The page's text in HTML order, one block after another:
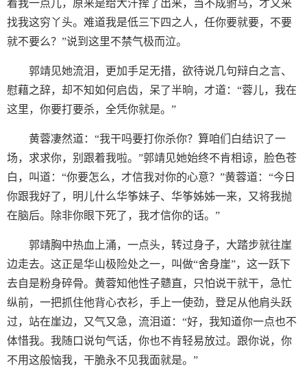
着我一点儿，原来是给大汗撵了出来，当不成驸马，才又来
找我这穷丫头。难道我是低三下四之人，任你要就要，不要
就不要么？”说到这里不禁气极而泣。
郭靖见她流泪，更加手足无措，欲待说几句辩白之言、
慰藉之辞，却不知如何启齿，呆了半晌，才道：“蓉儿，我在
这里，你要打要杀，全凭你就是。”
黄蓉凄然道：“我干吗要打你杀你？算咱们白结识了一
场，求求你，别跟着我啦。”郭靖见她始终不肯相谅，脸色苍
白，叫道：“你要怎么，才信我对你的心意？”黄蓉道：“今日
你跟我好了，明儿什么华筝妹子、华筝姊姊一来，又将我抛
在脑后。除非你眼下死了，我才信你的话。”
郭靖胸中热血上涌，一点头，转过身子，大踏步就往崖
边走去。这正是华山极险处之一，叫做“舍身崖”，这一跃下
去自是粉身碎骨。黄蓉知他性子戆直，只怕说干就干，急忙
纵前，一把抓住他背心衣衫，手上一使劲，登足从他肩头跃
过，站在崖边，又气又急，流泪道：“好，我知道你一点也不
体惜我。我随口说句气话，你也不肯轻易放过。跟你说，你
不用这般恼我，干脆永不见我面就是。”